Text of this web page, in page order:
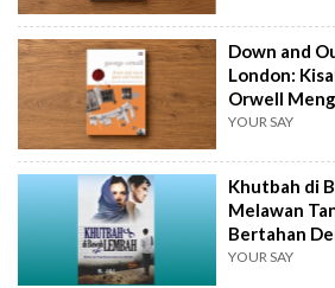
Down and
London:
Orwell
Kemiskinan
YOUR SAY
Khutbah di
Melawan
Bertahan
YOUR SAY